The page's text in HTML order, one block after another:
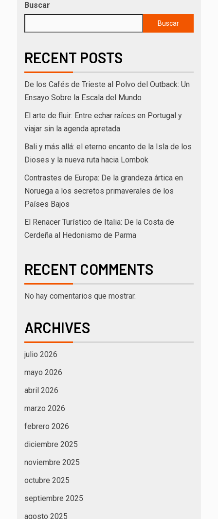
Buscar
Buscar
RECENT POSTS
De los Cafés de Trieste al Polvo del Outback: Un
Ensayo Sobre la Escala del Mundo
El arte de fluir: Entre echar raíces en Portugal y
viajar sin la agenda apretada
Bali y más allá: el eterno encanto de la Isla de los
Dioses y la nueva ruta hacia Lombok
Contrastes de Europa: De la grandeza ártica en
Noruega a los secretos primaverales de los
Países Bajos
El Renacer Turístico de Italia: De la Costa de
Cerdeña al Hedonismo de Parma
RECENT COMMENTS
No hay comentarios que mostrar.
ARCHIVES
julio 2026
mayo 2026
abril 2026
marzo 2026
febrero 2026
diciembre 2025
noviembre 2025
octubre 2025
septiembre 2025
agosto 2025